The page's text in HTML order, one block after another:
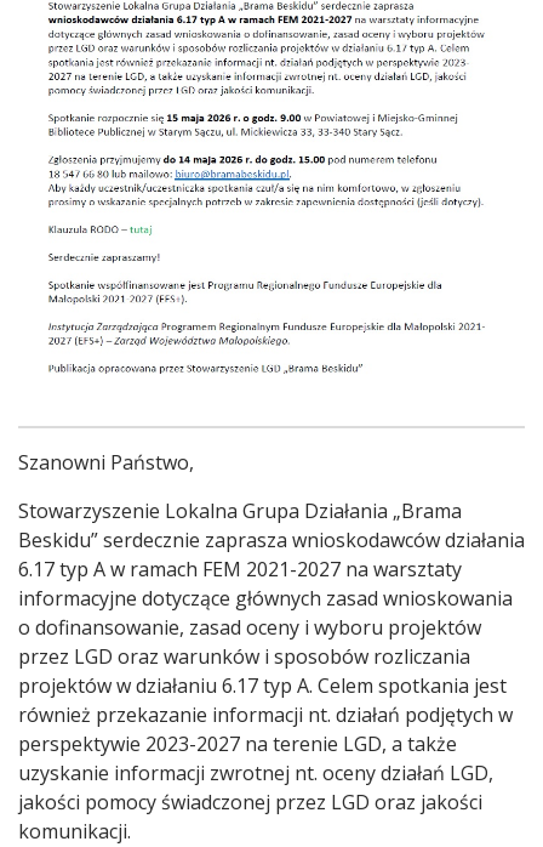
Treść
Szanowni Państwo,
Stowarzyszenie Lokalna Grupa Działania „Brama
Beskidu” serdecznie zaprasza wnioskodawców działania
6.17 typ A w ramach FEM 2021-2027 na warsztaty
informacyjne dotyczące głównych zasad wnioskowania
o dofinansowanie, zasad oceny i wyboru projektów
przez LGD oraz warunków i sposobów rozliczania
projektów w działaniu 6.17 typ A. Celem spotkania jest
również przekazanie informacji nt. działań podjętych w
perspektywie 2023-2027 na terenie LGD, a także
uzyskanie informacji zwrotnej nt. oceny działań LGD,
jakości pomocy świadczonej przez LGD oraz jakości
komunikacji.